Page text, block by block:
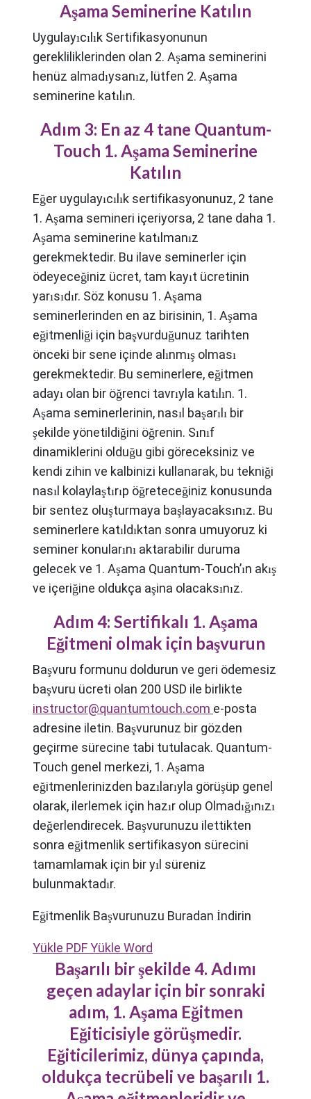
Aşama Seminerine Katılın
Uygulayıcılık Sertifikasyonunun
gerekliliklerinden olan 2. Aşama seminerini
henüz almadıysanız, lütfen 2. Aşama
seminerine katılın.
Adım 3: En az 4 tane Quantum-
Touch 1. Aşama Seminerine
Katılın
Eğer uygulayıcılık sertifikasyonunuz, 2 tane
1. Aşama semineri içeriyorsa, 2 tane daha 1.
Aşama seminerine katılmanız
gerekmektedir. Bu ilave seminerler için
ödeyeceğiniz ücret, tam kayıt ücretinin
yarısıdır. Söz konusu 1. Aşama
seminerlerinden en az birisinin, 1. Aşama
eğitmenliği için başvurduğunuz tarihten
önceki bir sene içinde alınmış olması
gerekmektedir. Bu seminerlere, eğitmen
adayı olan bir öğrenci tavrıyla katılın. 1.
Aşama seminerlerinin, nasıl başarılı bir
şekilde yönetildiğini öğrenin. Sınıf
dinamiklerini olduğu gibi göreceksiniz ve
kendi zihin ve kalbinizi kullanarak, bu tekniği
nasıl kolaylaştırıp öğreteceğiniz konusunda
bir sentez oluşturmaya başlayacaksınız. Bu
seminerlere katıldıktan sonra umuyoruz ki
seminer konularını aktarabilir duruma
gelecek ve 1. Aşama Quantum-Touch’ın akış
ve içeriğine oldukça aşina olacaksınız.
Adım 4: Sertifikalı 1. Aşama
Eğitmeni olmak için başvurun
Başvuru formunu doldurun ve geri ödemesiz
başvuru ücreti olan 200 USD ile birlikte
instructor@quantumtouch.com e-posta
adresine iletin. Başvurunuz bir gözden
geçirme sürecine tabi tutulacak. Quantum-
Touch genel merkezi, 1. Aşama
eğitmenlerinizden bazılarıyla görüşüp genel
olarak, ilerlemek için hazır olup Olmadığınızı
değerlendirecek. Başvurunuzu ilettikten
sonra eğitmenlik sertifikasyon sürecini
tamamlamak için bir yıl süreniz
bulunmaktadır.
Eğitmenlik Başvurunuzu Buradan İndirin
Yükle PDFYükle Word
Başarılı bir şekilde 4. Adımı
geçen adaylar için bir sonraki
adım, 1. Aşama Eğitmen
Eğiticisiyle görüşmedir.
Eğiticilerimiz, dünya çapında,
oldukça tecrübeli ve başarılı 1.